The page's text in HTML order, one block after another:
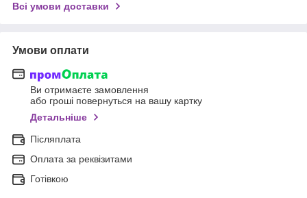
Всі умови доставки
Умови оплати
Ви отримаєте замовлення
або гроші повернуться на вашу картку
Детальніше
Післяплата
Оплата за реквізитами
Готівкою